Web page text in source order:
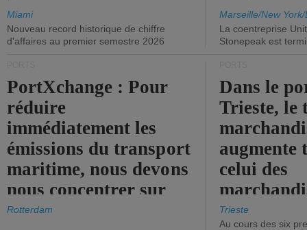
Miami
Nouveau record historique de chiffre
d'affaires au premier semestre 2026
Marseille/New
La coentreprise
Stonepeak est
PortXchange : Pour
réduire
immédiatement les
émissions du transport
maritime, nous devons
nous concentrer sur
les ports.
Rotterdam
Dans le
Trieste, le
augmente
celui des
diminue.
Trieste
Au cours des six